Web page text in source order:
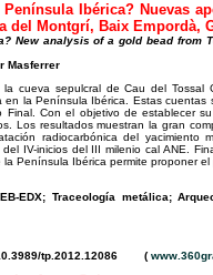
Ibérica? Nuevas
del Montgrí, Baix Empordà,
New analysis of a gold bead from
Masferrer
cueva sepulcral de Cau del Tossal
la Península Ibérica. Estas cuentas
Con el objetivo de establecer
Los resultados muestran la gran
radiocarbónica del yacimiento
IV-inicios del III milenio cal ANE.
Península Ibérica permite proponer
EDX; Traceología metálica;
tp.2012.12086 (